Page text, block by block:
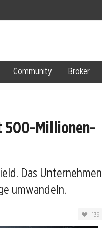
Community Broker
500-Millionen-
Das Unternehmen
umwandeln.
139